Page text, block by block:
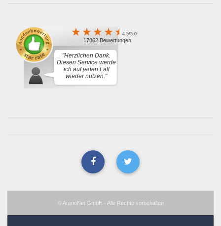
4.5/5.0
17862 Bewertungen
"Herzlichen Dank.
Diesen Service werde
ich auf jeden Fall
wieder nutzen."
© ArenoNet GmbH - Alle Rechte vorbehalten